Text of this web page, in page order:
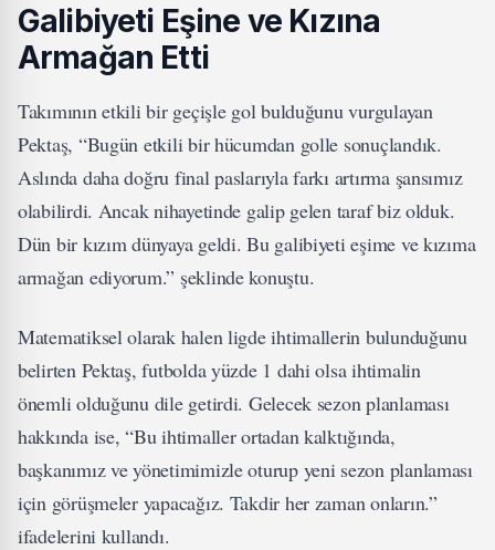
Galibiyeti Eşine ve Kızına
Armağan Etti
Takımının etkili bir geçişle gol bulduğunu vurgulayan
Pektaş, “Bugün etkili bir hücumdan golle sonuçlandık.
Aslında daha doğru final paslarıyla farkı artırma şansımız
olabilirdi. Ancak nihayetinde galip gelen taraf biz olduk.
Dün bir kızım dünyaya geldi. Bu galibiyeti eşime ve kızıma
armağan ediyorum.” şeklinde konuştu.
Matematiksel olarak halen ligde ihtimallerin bulunduğunu
belirten Pektaş, futbolda yüzde 1 dahi olsa ihtimalin
önemli olduğunu dile getirdi. Gelecek sezon planlaması
hakkında ise, “Bu ihtimaller ortadan kalktığında,
başkanımız ve yönetimimizle oturup yeni sezon planlaması
için görüşmeler yapacağız. Takdir her zaman onların.”
ifadelerini kullandı.